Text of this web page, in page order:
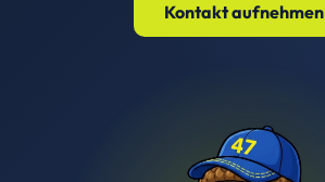
Kontakt aufnehmen